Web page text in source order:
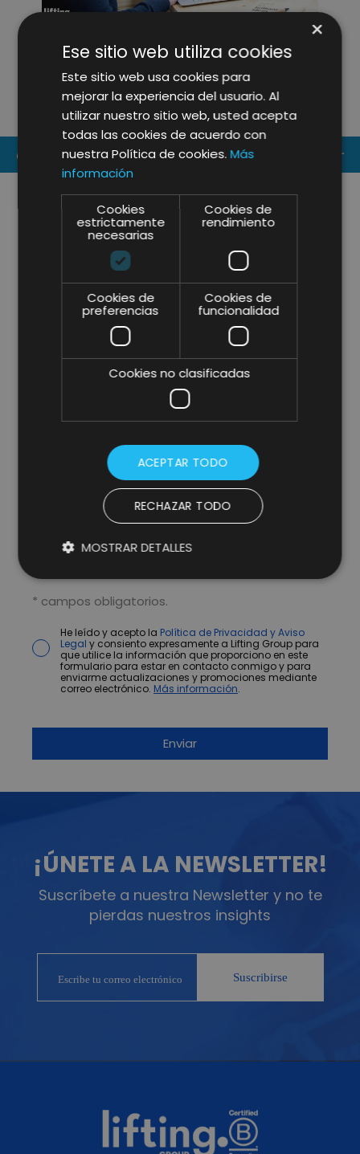
REMARKETING | Y CÓMO
RECONECTAR CON TUS
CLIENTES
CONTACT US
* campos obligatorios.
He leído y acepto la Política de Privacidad y Aviso
Legal y consiento expresamente a Lifting Group para
que utilice la información que proporciono en este
formulario para estar en contacto conmigo y para
enviarme actualizaciones y promociones mediante
correo electrónico. Más información.
¡ÚNETE A LA NEWSLETTER!
Suscríbete a nuestra Newsletter y no te
pierdas nuestros insights
×
Ese sitio web utiliza cookies
Este sitio web usa cookies para
mejorar la experiencia del usuario. Al
utilizar nuestro sitio web, usted acepta
todas las cookies de acuerdo con
nuestra Política de cookies.Más
información
Cookies
estrictamente
necesarias
Cookies de
rendimiento
Cookies de
preferencias
Cookies de
funcionalidad
Cookies no clasificadas
ACEPTAR TODO
RECHAZAR TODO
MOSTRAR DETALLES